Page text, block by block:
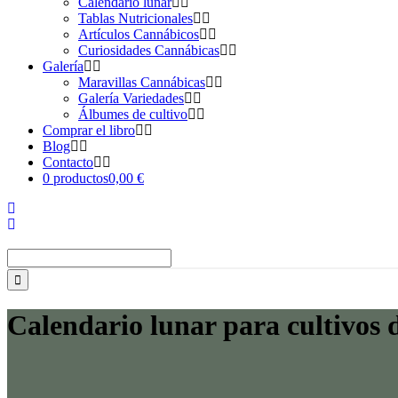
Tablas Nutricionales
Artículos Cannábicos
Curiosidades Cannábicas
Galería
Maravillas Cannábicas
Galería Variedades
Álbumes de cultivo
Comprar el libro
Blog
Contacto
0 productos0,00 €
Calendario lunar para cultivos